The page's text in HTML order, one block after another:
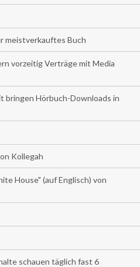
meistverkauftes Buch
vorzeitig Verträge mit Media
bringen Hörbuch-Downloads in
Kollegah
House" (auf Englisch) von
schauen täglich fast 6